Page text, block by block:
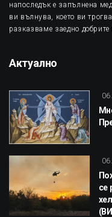
напоследък е запълнена
ви вълнува, което ви
разказваме заедно
Актуално
се